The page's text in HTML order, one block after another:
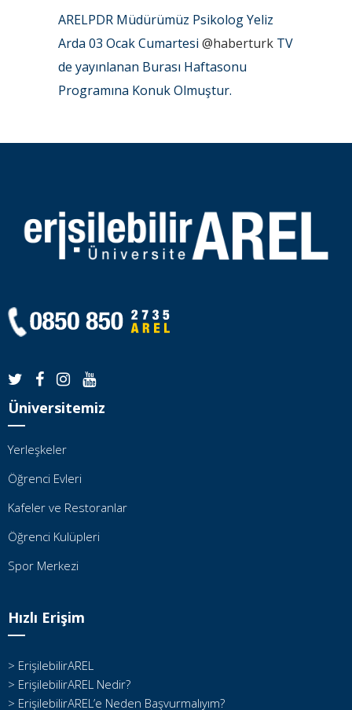
ARELPDR Müdürümüz Psikolog Yeliz
Arda 03 Ocak Cumartesi @haberturk TV
de yayınlanan Burası Haftasonu
Programına Konuk Olmuştur.
Üniversitemiz
Yerleşkeler
Öğrenci Evleri
Kafeler ve Restoranlar
Öğrenci Kulüpleri
Spor Merkezi
Hızlı Erişim
> ErişilebilirAREL
> ErişilebilirAREL Nedir?
> ErişilebilirAREL’e Neden Başvurmalıyım?